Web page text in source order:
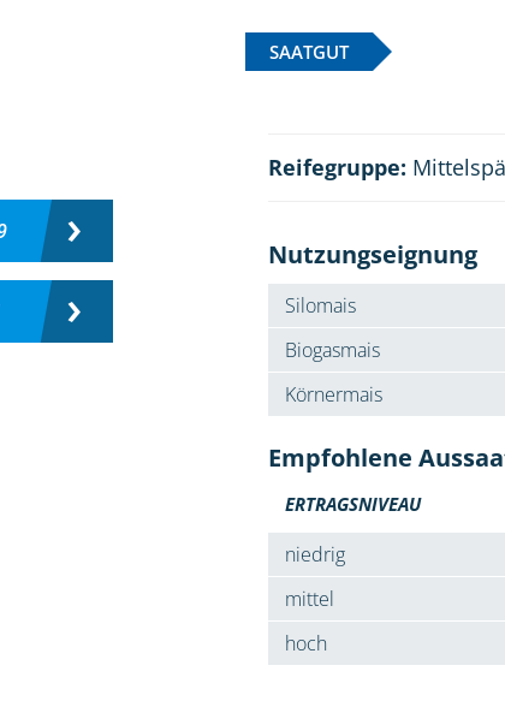
SAATGUT
Reifegruppe:
Nutzungseignung
Silomais
Biogasmais
Körnermais
Empfohlene
ERTRAGSNIVEAU
niedrig
mittel
hoch